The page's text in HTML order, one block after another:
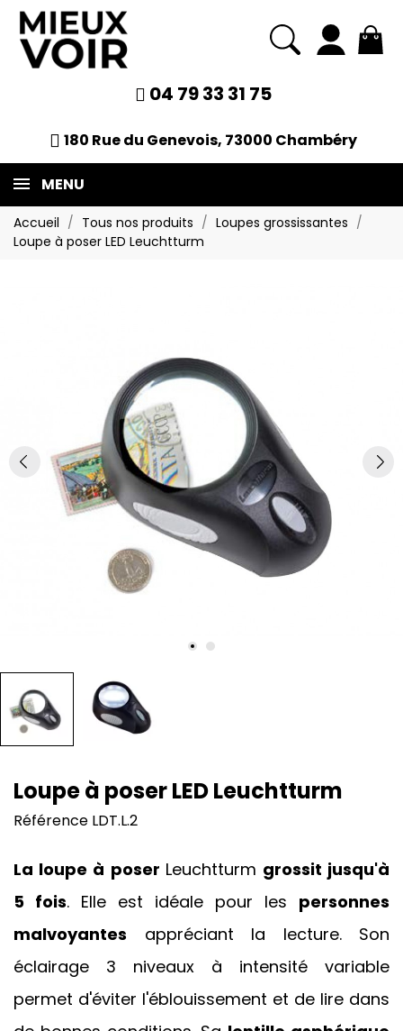
04 79 33 31 75
180 Rue du Genevois, 73000 Chambéry
MENU
Accueil Tous nos produits
Loupes grossissantes
Loupe à poser LED Leuchtturm
Loupe à poser LED Leuchtturm
Référence LDT.L.2
La loupe à poser Leuchtturm grossit jusqu'à
5 fois. Elle est idéale pour les personnes
malvoyantes appréciant la lecture. Son
éclairage 3 niveaux à intensité variable
permet d'éviter l'éblouissement et de lire dans